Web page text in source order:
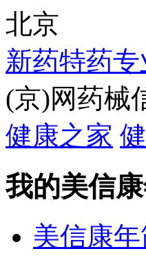
北京
新药特药
(京)网药械
健康之家
我的美信
美信康